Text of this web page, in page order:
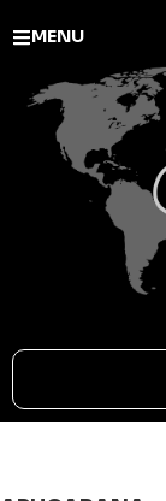
MENU